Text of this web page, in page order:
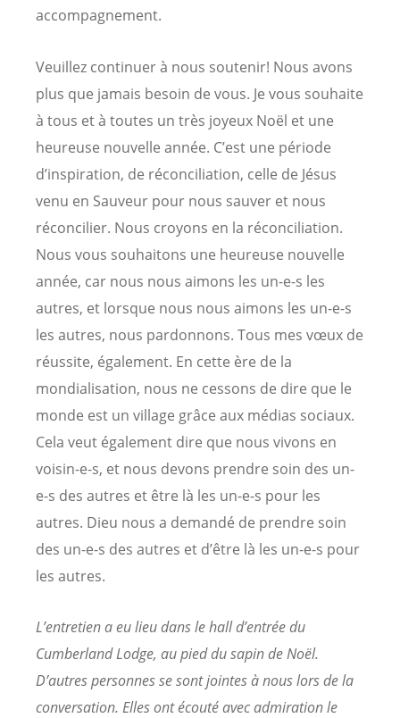
accompagnement.
Veuillez continuer à nous soutenir! Nous avons
plus que jamais besoin de vous. Je vous souhaite
à tous et à toutes un très joyeux Noël et une
heureuse nouvelle année. C’est une période
d’inspiration, de réconciliation, celle de Jésus
venu en Sauveur pour nous sauver et nous
réconcilier. Nous croyons en la réconciliation.
Nous vous souhaitons une heureuse nouvelle
année, car nous nous aimons les un-e-s les
autres, et lorsque nous nous aimons les un-e-s
les autres, nous pardonnons. Tous mes vœux de
réussite, également. En cette ère de la
mondialisation, nous ne cessons de dire que le
monde est un village grâce aux médias sociaux.
Cela veut également dire que nous vivons en
voisin-e-s, et nous devons prendre soin des un-
e-s des autres et être là les un-e-s pour les
autres. Dieu nous a demandé de prendre soin
des un-e-s des autres et d’être là les un-e-s pour
les autres.
L’entretien a eu lieu dans le hall d’entrée du
Cumberland Lodge, au pied du sapin de Noël.
D’autres personnes se sont jointes à nous lors de la
conversation. Elles ont écouté avec admiration le